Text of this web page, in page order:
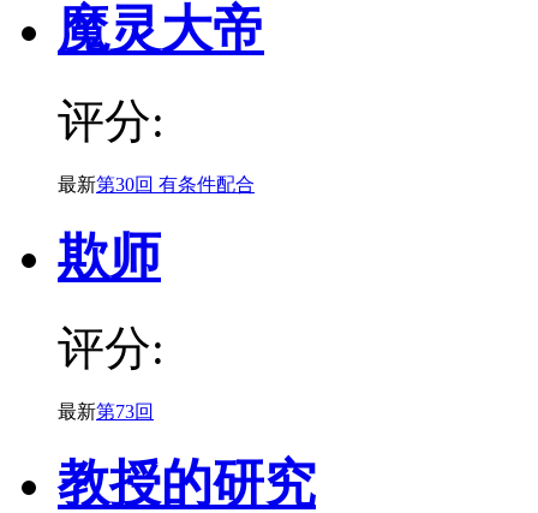
魔灵大帝
评分:
最新第30回 有条件配合
欺师
评分:
最新第73回
教授的研究